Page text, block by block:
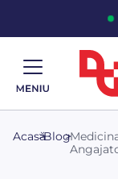
Acasă
>Blog
>